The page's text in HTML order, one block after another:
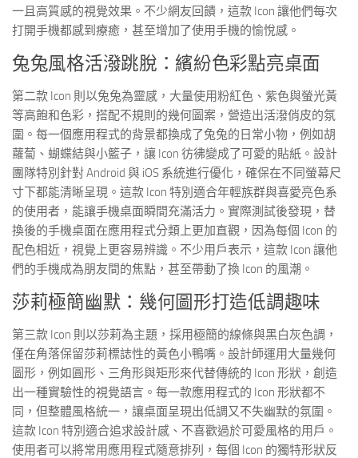
一且高質感的視覺效果。不少網友回饋，這款 Icon 讓他們每次
打開手機都感到療癒，甚至增加了使用手機的愉悅感。
兔兔風格活潑跳脫：繽紛色彩點亮桌面
第二款 Icon 則以兔兔為靈感，大量使用粉紅色、紫色與螢光黃
等高飽和色彩，搭配不規則的幾何圖案，營造出活潑俏皮的氛
圍。每一個應用程式的背景都換成了兔兔的日常小物，例如胡
蘿蔔、蝴蝶結與小籃子，讓 Icon 彷彿變成了可愛的貼紙。設計
團隊特別針對 Android 與 iOS 系統進行優化，確保在不同螢幕尺
寸下都能清晰呈現。這款 Icon 特別適合年輕族群與喜愛亮色系
的使用者，能讓手機桌面瞬間充滿活力。實際測試後發現，替
換後的手機桌面在應用程式分類上更加直觀，因為每個 Icon 的
配色相近，視覺上更容易辨識。不少用戶表示，這款 Icon 讓他
們的手機成為朋友間的焦點，甚至帶動了換 Icon 的風潮。
莎莉極簡幽默：幾何圖形打造低調趣味
第三款 Icon 則以莎莉為主題，採用極簡的線條與黑白灰色調，
僅在角落保留莎莉標誌性的黃色小鴨嘴。設計師運用大量幾何
圖形，例如圓形、三角形與矩形來代替傳統的 Icon 形狀，創造
出一種實驗性的視覺語言。每一款應用程式的 Icon 形狀都不
同，但整體風格統一，讓桌面呈現出低調又不失幽默的氛圍。
這款 Icon 特別適合追求設計感、不喜歡過於可愛風格的用戶。
使用者可以將常用應用程式隨意排列，每個 Icon 的獨特形狀反